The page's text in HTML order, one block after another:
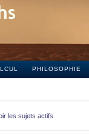
PHILOSOPHIE
les sujets actifs